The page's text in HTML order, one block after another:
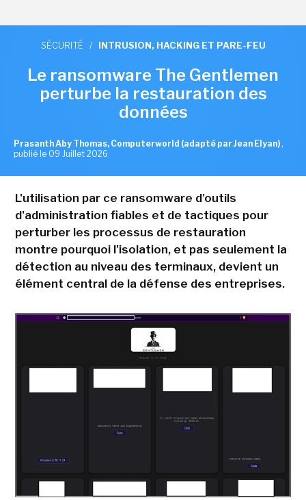
SÉCURITÉ / INTRUSION, HACKING ET PARE-FEU
Le ransomware The Gentlemen
perturbe la restauration des
données
Prasanth Aby Thomas, Computerworld (adapté par Jean Elyan) ,
publié le 09 Juillet 2026
L'utilisation par ce ransomware d'outils
d'administration fiables et de tactiques pour
perturber les processus de restauration
montre pourquoi l'isolation, et pas seulement la
détection au niveau des terminaux, devient un
élément central de la défense des entreprises.